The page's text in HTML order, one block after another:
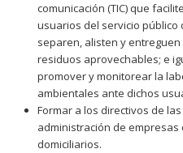
comunicación (TIC) que
usuarios del servicio público
separen, alisten y
residuos aprovechables; e
promover y monitorear la
ambientales ante dichos
Formar a los directivos de
administración de empresas
domiciliarios.